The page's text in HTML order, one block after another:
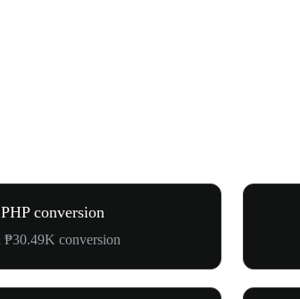
conversion
₱30.49K conversion